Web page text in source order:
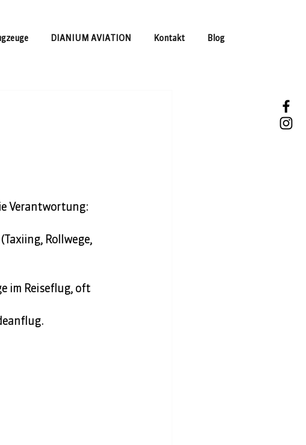
DIANIUM AVIATION Kontakt Blog
Verantwortung:
Rollwege,
im Reiseflug, oft